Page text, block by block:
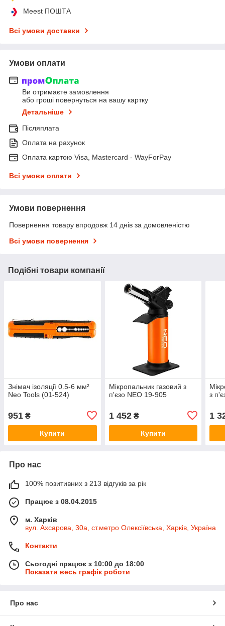
Meest ПОШТА
Всі умови доставки
Умови оплати
Ви отримаєте замовлення
або гроші повернуться на вашу картку
Детальніше
Післяплата
Оплата на рахунок
Оплата картою Visa, Mastercard - WayForPay
Всі умови оплати
Умови повернення
Повернення товару впродовж 14 днів за домовленістю
Всі умови повернення
Подібні товари компанії
Знімач ізоляції 0.5-6 мм²
Neo Tools (01-524)
951 ₴
Купити
Мікропальник газовий з
п'єзо NEO 19-905
1 452₴
Купити
з
1
Про нас
100% позитивних з 213 відгуків за рік
Працює з 08.04.2015
м. Харків
вул. Ахсарова, 30а, ст.метро Олексіївська, Харків, Україна
Контакти
Сьогодні працює з 10:00 до 18:00
Показати весь графік роботи
Про нас